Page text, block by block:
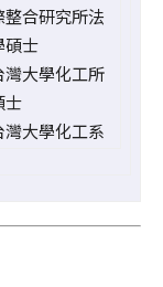
整合研究所法
碩士
灣大學化工所
士
灣大學化工系